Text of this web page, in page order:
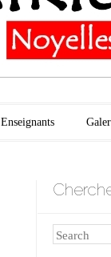
Enseignants
Search